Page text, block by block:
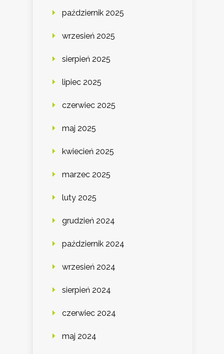
październik 2025
wrzesień 2025
sierpień 2025
lipiec 2025
czerwiec 2025
maj 2025
kwiecień 2025
marzec 2025
luty 2025
grudzień 2024
październik 2024
wrzesień 2024
sierpień 2024
czerwiec 2024
maj 2024